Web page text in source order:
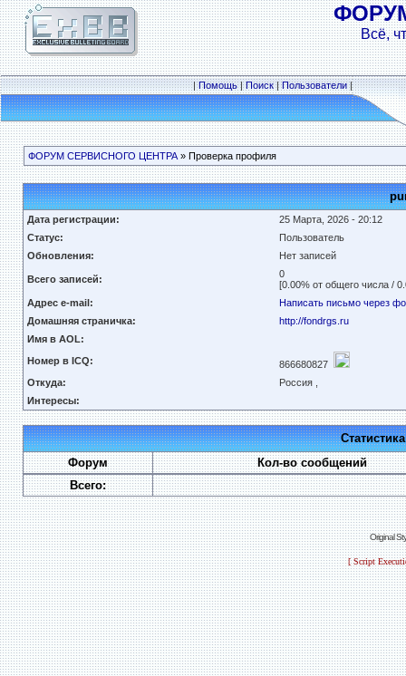
Всё,
|Помощь|Поиск|Пользователи|
ФОРУМ СЕРВИСНОГО ЦЕНТРА» Проверка профиля
Дата регистрации:
25 Марта, 2026 - 20:12
Статус:
Пользователь
Обновления:
Нет записей
Всего записей:
0
[0.00% от общего числа /
Адрес e-mail:
Написать письмо через
Домашняя страничка:
http://fondrgs.ru
Имя в AOL:
Номер в ICQ:
866680827
Откуда:
Россия ,
Интересы:
Форум
Кол-во сообщений
Всего:
Original
[ Script